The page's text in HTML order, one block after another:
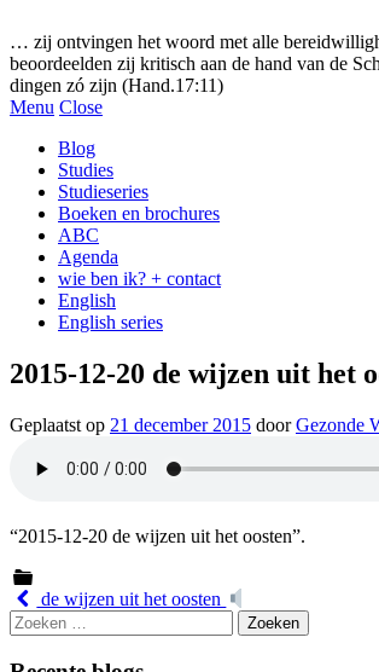
… zij ontvingen het woord met alle
beoordeelden zij kritisch aan de hand van de
dingen zó zijn (Hand.17:11)
Menu Close
Blog
Studies
Studieseries
Boeken en brochures
ABC
Agenda
wie ben ik? + contact
English
English series
2015-12-20 de wijzen uit het
Geplaatst op 21 december 2015 doorGezonde
“2015-12-20 de wijzen uit het oosten”.
Berichtnavigatie
de wijzen uit het oosten
Zoeken
naar: